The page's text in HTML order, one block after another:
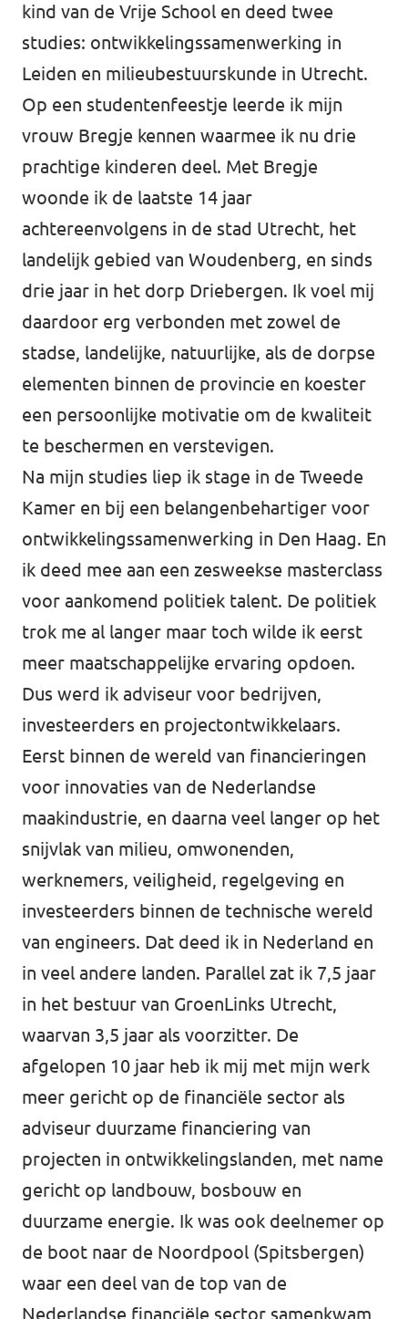
kind van de Vrije School en deed twee
studies: ontwikkelingssamenwerking in
Leiden en milieubestuurskunde in Utrecht.
Op een studentenfeestje leerde ik mijn
vrouw Bregje kennen waarmee ik nu drie
prachtige kinderen deel. Met Bregje
woonde ik de laatste 14 jaar
achtereenvolgens in de stad Utrecht, het
landelijk gebied van Woudenberg, en sinds
drie jaar in het dorp Driebergen. Ik voel mij
daardoor erg verbonden met zowel de
stadse, landelijke, natuurlijke, als de dorpse
elementen binnen de provincie en koester
een persoonlijke motivatie om de kwaliteit
te beschermen en verstevigen.
Na mijn studies liep ik stage in de Tweede
Kamer en bij een belangenbehartiger voor
ontwikkelingssamenwerking in Den Haag. En
ik deed mee aan een zesweekse masterclass
voor aankomend politiek talent. De politiek
trok me al langer maar toch wilde ik eerst
meer maatschappelijke ervaring opdoen.
Dus werd ik adviseur voor bedrijven,
investeerders en projectontwikkelaars.
Eerst binnen de wereld van financieringen
voor innovaties van de Nederlandse
maakindustrie, en daarna veel langer op het
snijvlak van milieu, omwonenden,
werknemers, veiligheid, regelgeving en
investeerders binnen de technische wereld
van engineers. Dat deed ik in Nederland en
in veel andere landen. Parallel zat ik 7,5 jaar
in het bestuur van GroenLinks Utrecht,
waarvan 3,5 jaar als voorzitter. De
afgelopen 10 jaar heb ik mij met mijn werk
meer gericht op de financiële sector als
adviseur duurzame financiering van
projecten in ontwikkelingslanden, met name
gericht op landbouw, bosbouw en
duurzame energie. Ik was ook deelnemer op
de boot naar de Noordpool (Spitsbergen)
waar een deel van de top van de
Nederlandse financiële sector samenkwam